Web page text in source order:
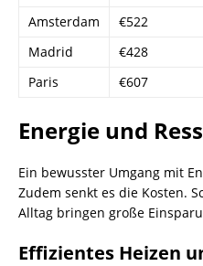
Amsterdam
€522
Madrid
€428
Paris
€607
Energie und
Ein bewusster Umgang mit
Zudem senkt es die Kosten.
Alltag bringen große
Effizientes Heizen